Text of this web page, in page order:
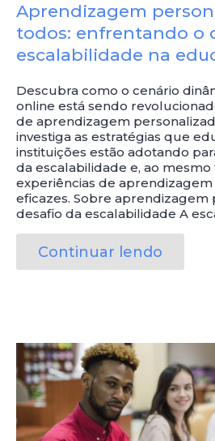
Aprendizagem
todos: enfrentando o
escalabilidade na
Descubra como o cenário
online está sendo
de aprendizagem
investiga as estratégias que
instituições estão adotando
da escalabilidade e, ao
experiências de
eficazes. Sobre aprendizagem
desafio da escalabilidade A
Continuar lendo